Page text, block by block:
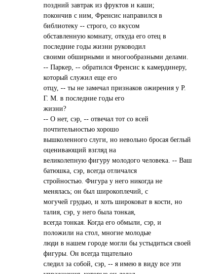
поздний завтрак из фруктов и каши;
покончив с ним, Френсис направился в
библиотеку -- строго, со вкусом
обставленную комнату, откуда его отец в
последние годы жизни руководил
своими обширными и многообразными делами.
-- Паркер, -- обратился Френсис к камердинеру,
который служил еще его
отцу, -- ты не замечал признаков ожирения у Р.
Г. М. в последние годы его
жизни?
-- О нет, сэр, -- отвечал тот со всей
почтительностью хорошо
вышколенного слуги, но невольно бросая беглый
оценивающий взгляд на
великолепную фигуру молодого человека. -- Ваш
батюшка, сэр, всегда отличался
стройностью. Фигура у него никогда не
менялась; он был широкоплечий, с
могучей грудью, и хоть широковат в кости, но
талия, сэр, у него была тонкая,
всегда тонкая. Когда его обмыли, сэр, и
положили на стол, многие молодые
люди в нашем городе могли бы устыдиться своей
фигуры. Он всегда тщательно
следил за собой, сэр, -- я имею в виду все эти